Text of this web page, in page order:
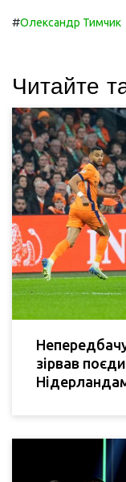
#Олександр Тимчик
Читайте
зірвав